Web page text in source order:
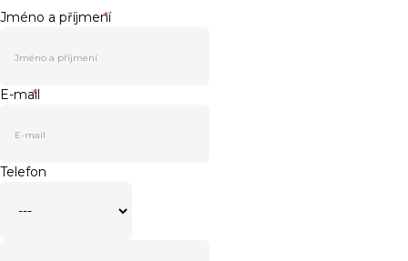
Jméno a příjmení
*
E-mail
*
Telefon